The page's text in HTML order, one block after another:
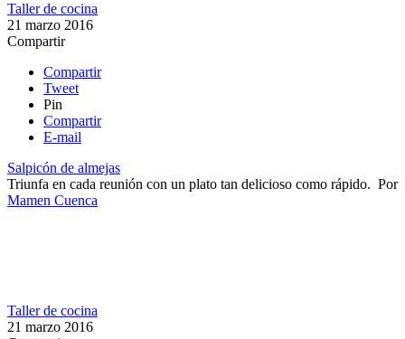
Taller de cocina
21 marzo 2016
Compartir
Compartir
Tweet
Pin
Compartir
E-mail
Salpicón de almejas
Triunfa en cada reunión con un plato tan delicioso como rápido. Por
Mamen Cuenca
Taller de cocina
21 marzo 2016